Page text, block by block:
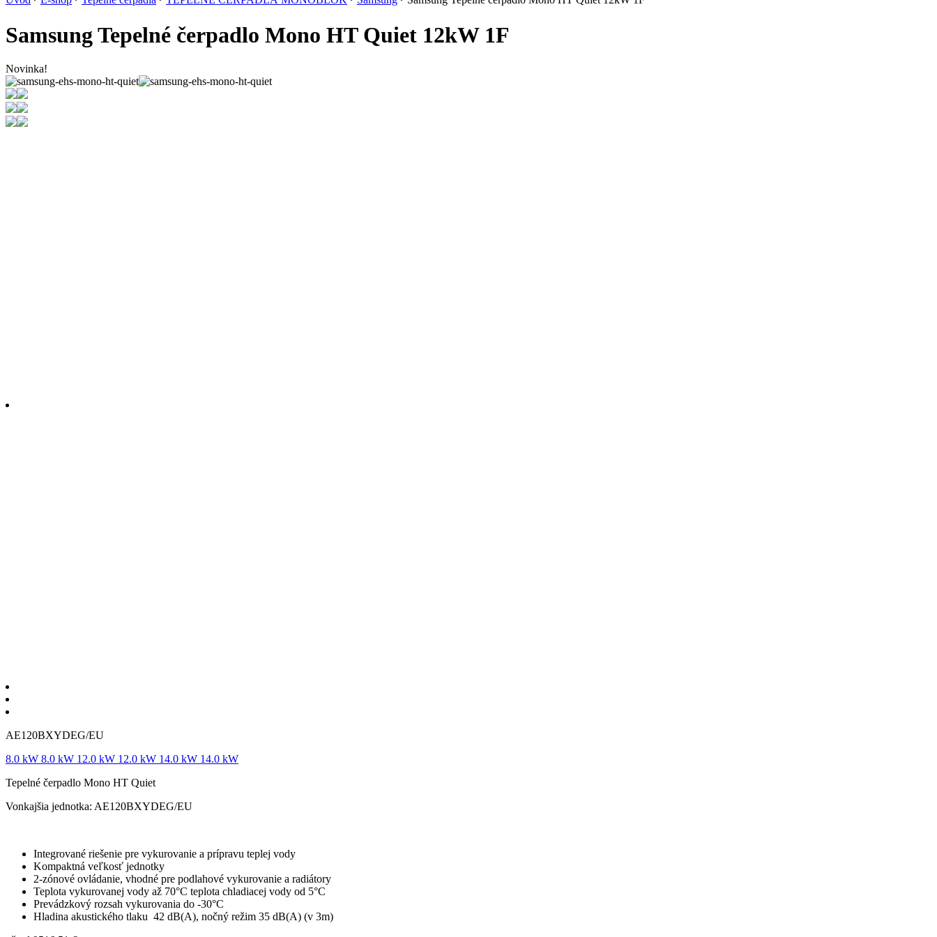
Samsung Tepelné čerpadlo Mono HT Quiet 12kW 1F
Novinka!
AE120BXYDEG/EU
8.0 kW 8.0 kW 12.0 kW 12.0 kW 14.0 kW 14.0 kW
Tepelné čerpadlo Mono HT Quiet
Vonkajšia jednotka: AE120BXYDEG/EU
Integrované riešenie pre vykurovanie a prípravu teplej vody
Kompaktná veľkosť jednotky
2-zónové ovládanie, vhodné pre podlahové vykurovanie a radiátory
Teplota vykurovanej vody až 70°C teplota chladiacej vody od 5°C
Prevádzkový rozsah vykurovania do -30°C
Hladina akustického tlaku 42 dB(A), nočný režim 35 dB(A) (v 3m)